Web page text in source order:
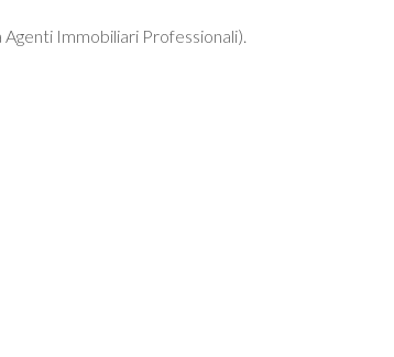
Immobiliari Professionali).